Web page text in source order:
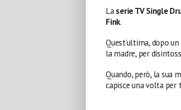
Laserie TV Single
Fink.
Quest’ultima, dopo
la madre, per
Quando, però, la sua
capisce una volta per